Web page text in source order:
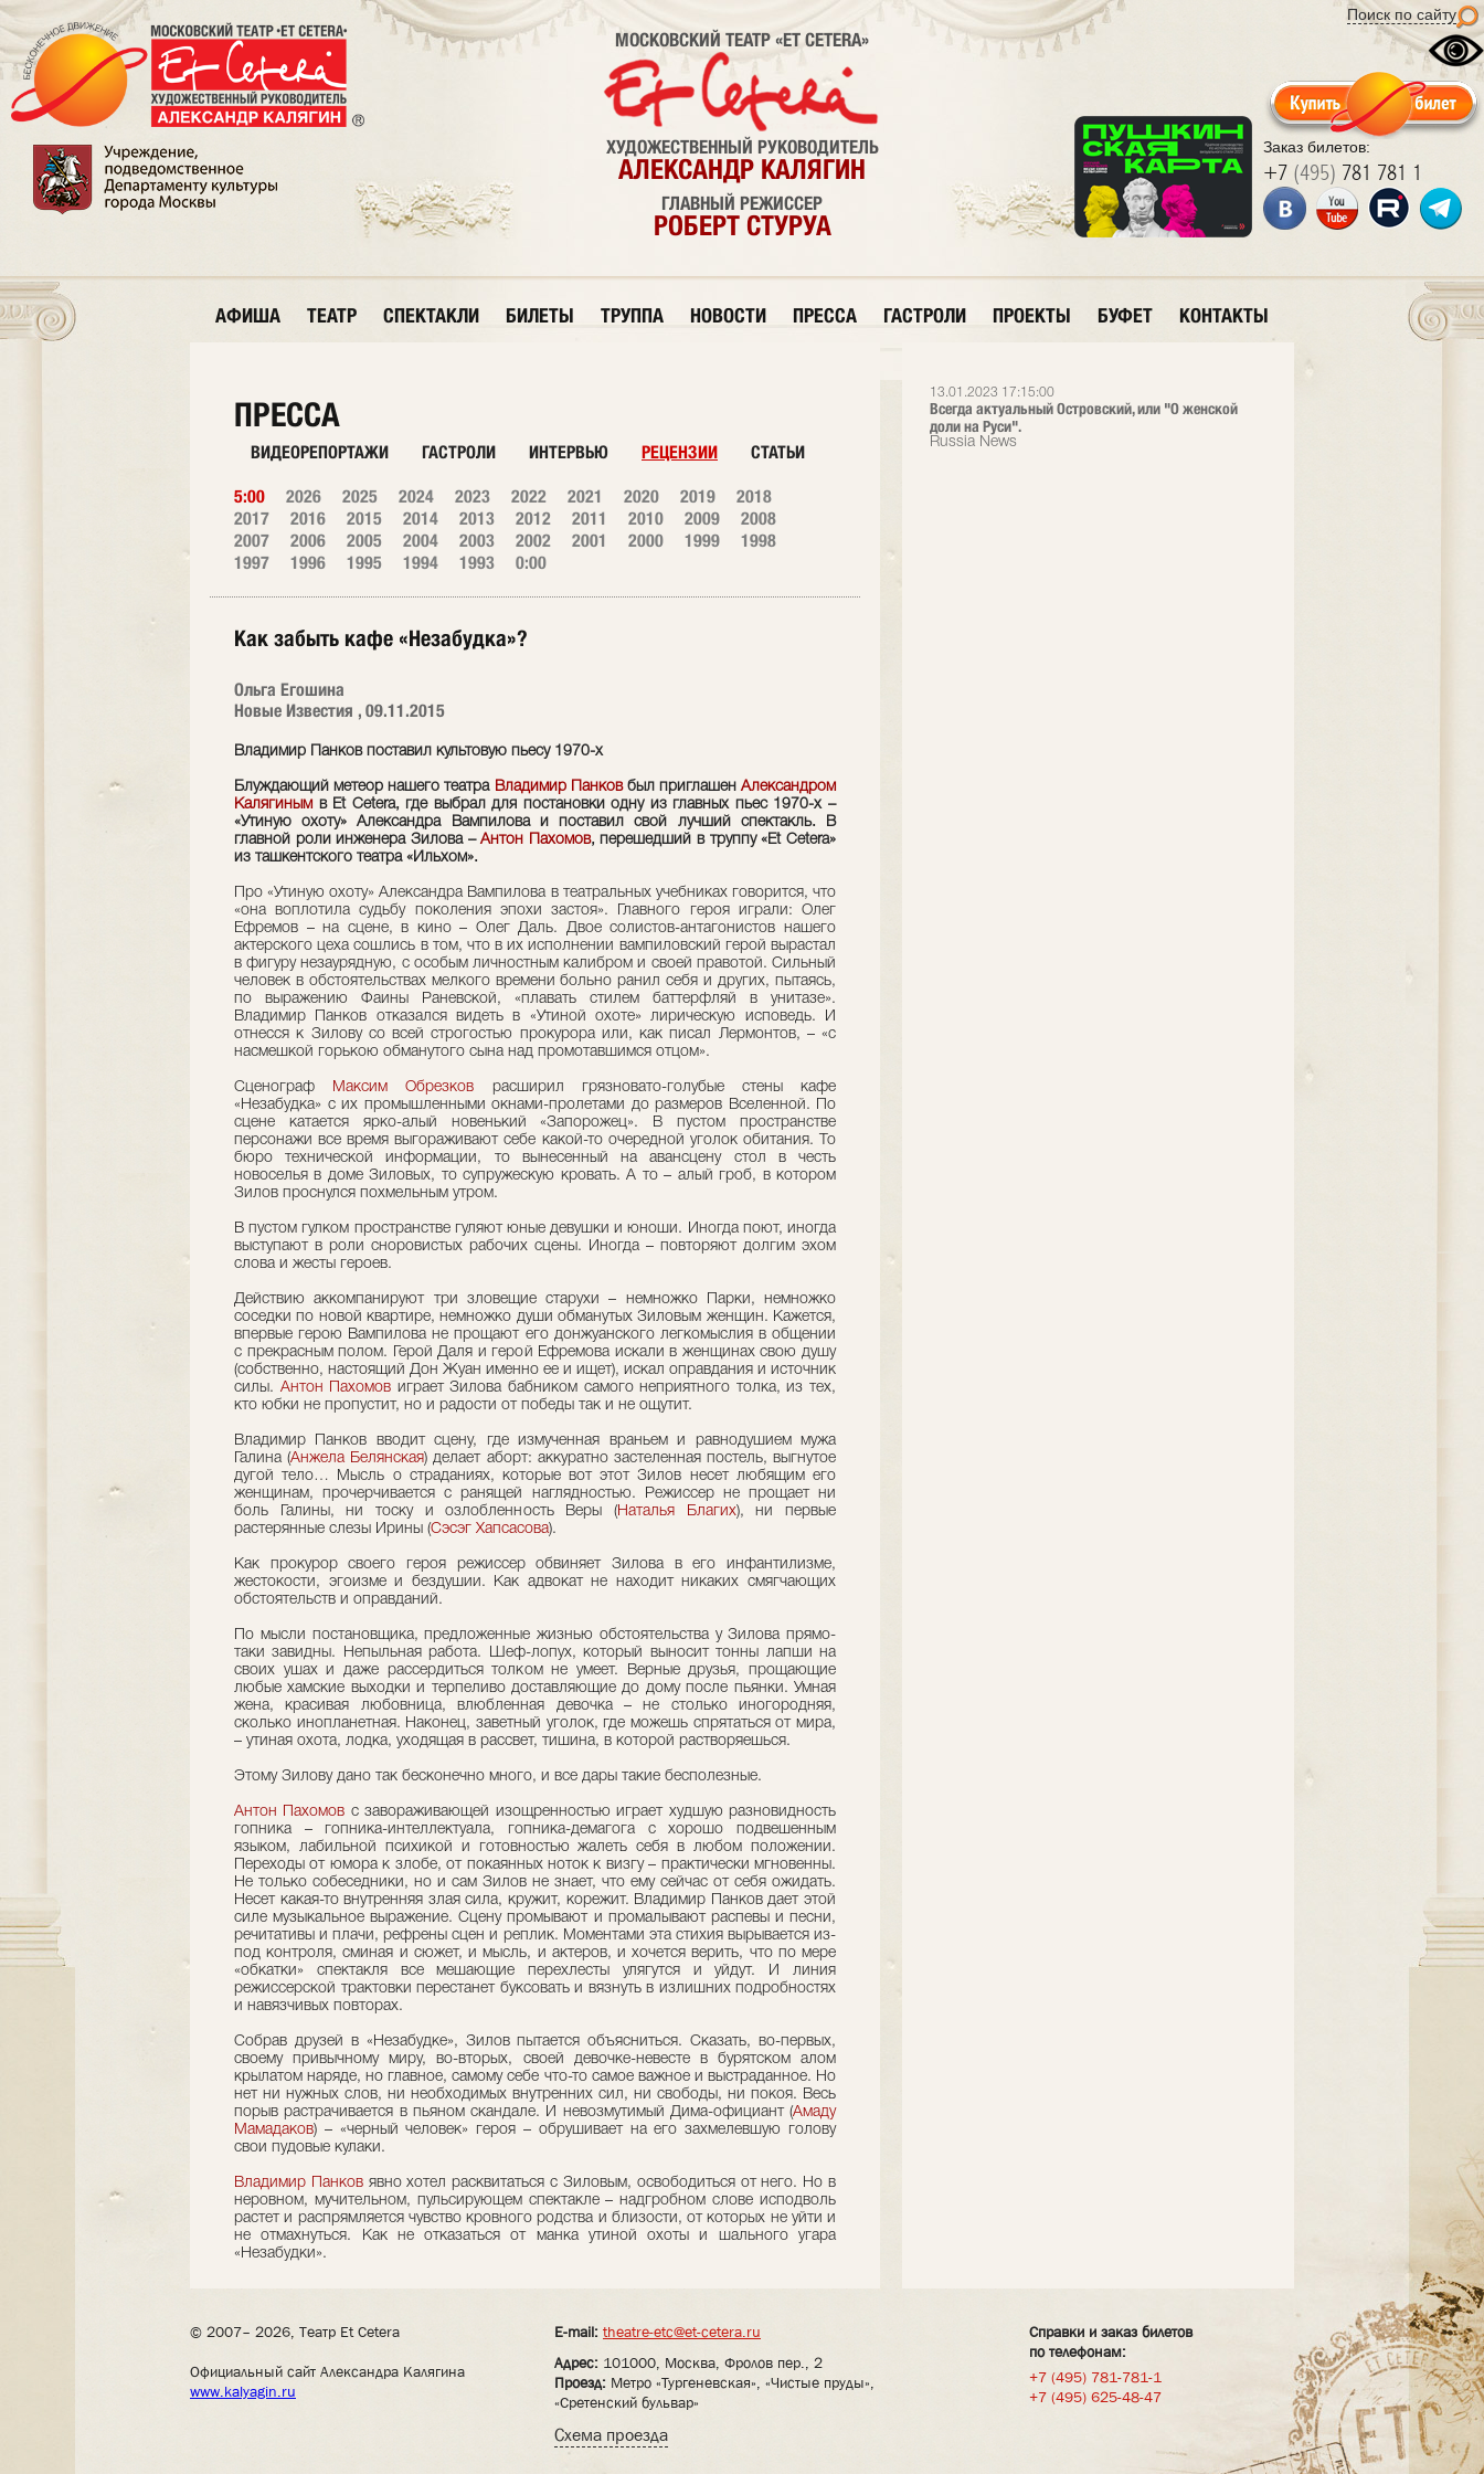
Поиск по сайту
Заказ билетов:
+7 (495) 781 781 1
МОСКОВСКИЙ ТЕАТР «ET CETERA»
ХУДОЖЕСТВЕННЫЙ РУКОВОДИТЕЛЬ
АЛЕКСАНДР КАЛЯГИН
ГЛАВНЫЙ РЕЖИССЕР
РОБЕРТ СТУРУА
АФИША ТЕАТР СПЕКТАКЛИ БИЛЕТЫ ТРУППА НОВОСТИ ПРЕССА ГАСТРОЛИ ПРОЕКТЫ БУФЕТ КОНТАКТЫ
13.01.2023 17:15:00
Всегда актуальный Островский, или "О женской
доли на Руси".
Russia News
ПРЕССА
ВИДЕОРЕПОРТАЖИ ГАСТРОЛИ ИНТЕРВЬЮ РЕЦЕНЗИИ СТАТЬИ
5:00 2026 2025 2024 2023 2022 2021 2020 2019
2018
2017
2016 2015 2014 2013 2012 2011 2010 2009
2008
2007
2006 2005 2004 2003 2002 2001 2000 1999
1998
1997
1996 1995 1994 1993 0:00
Как забыть кафе «Незабудка»?
Ольга Егошина
Новые Известия , 09.11.2015
Владимир Панков поставил культовую пьесу 1970-х
Блуждающий метеор нашего театра Владимир Панковбыл приглашен Александром
Калягиным в Et Сetera, где выбрал для постановки одну из главных пьес 1970-х –
«Утиную охоту» Александра Вампилова и поставил свой лучший спектакль. В
главной роли инженера Зилова –Антон Пахомов, перешедший в труппу «Et Сetera»
из ташкентского театра «Ильхом».
Про «Утиную охоту» Александра Вампилова в театральных учебниках говорится, что
«она воплотила судьбу поколения эпохи застоя». Главного героя играли: Олег
Ефремов – на сцене, в кино – Олег Даль. Двое солистов-антагонистов нашего
актерского цеха сошлись в том, что в их исполнении вампиловский герой вырастал
в фигуру незаурядную, с особым личностным калибром и своей правотой. Сильный
человек в обстоятельствах мелкого времени больно ранил себя и других, пытаясь,
по выражению Фаины Раневской, «плавать стилем баттерфляй в унитазе».
Владимир Панков отказался видеть в «Утиной охоте» лирическую исповедь. И
отнесся к Зилову со всей строгостью прокурора или, как писал Лермонтов, – «с
насмешкой горькою обманутого сына над промотавшимся отцом».
Сценограф Максим Обрезков расширил грязновато-голубые стены кафе
«Незабудка» с их промышленными окнами-пролетами до размеров Вселенной. По
сцене катается ярко-алый новенький «Запорожец». В пустом пространстве
персонажи все время выгораживают себе какой-то очередной уголок обитания. То
бюро технической информации, то вынесенный на авансцену стол в честь
новоселья в доме Зиловых, то супружескую кровать. А то – алый гроб, в котором
Зилов проснулся похмельным утром.
В пустом гулком пространстве гуляют юные девушки и юноши. Иногда поют, иногда
выступают в роли сноровистых рабочих сцены. Иногда – повторяют долгим эхом
слова и жесты героев.
Действию аккомпанируют три зловещие старухи – немножко Парки, немножко
соседки по новой квартире, немножко души обманутых Зиловым женщин. Кажется,
впервые герою Вампилова не прощают его донжуанского легкомыслия в общении
с прекрасным полом. Герой Даля и герой Ефремова искали в женщинах свою душу
(собственно, настоящий Дон Жуан именно ее и ищет), искал оправдания и источник
силы. Антон Пахомов играет Зилова бабником самого неприятного толка, из тех,
кто юбки не пропустит, но и радости от победы так и не ощутит.
Владимир Панков вводит сцену, где измученная враньем и равнодушием мужа
Галина (Анжела Белянская) делает аборт: аккуратно застеленная постель, выгнутое
дугой тело… Мысль о страданиях, которые вот этот Зилов несет любящим его
женщинам, прочерчивается с ранящей наглядностью. Режиссер не прощает ни
боль Галины, ни тоску и озлобленность Веры (Наталья Благих), ни первые
растерянные слезы Ирины (Сэсэг Хапсасова).
Как прокурор своего героя режиссер обвиняет Зилова в его инфантилизме,
жестокости, эгоизме и бездушии. Как адвокат не находит никаких смягчающих
обстоятельств и оправданий.
По мысли постановщика, предложенные жизнью обстоятельства у Зилова прямо-
таки завидны. Непыльная работа. Шеф-лопух, который выносит тонны лапши на
своих ушах и даже рассердиться толком не умеет. Верные друзья, прощающие
любые хамские выходки и терпеливо доставляющие до дому после пьянки. Умная
жена, красивая любовница, влюбленная девочка – не столько иногородняя,
сколько инопланетная. Наконец, заветный уголок, где можешь спрятаться от мира,
– утиная охота, лодка, уходящая в рассвет, тишина, в которой растворяешься.
Этому Зилову дано так бесконечно много, и все дары такие бесполезные.
Антон Пахомов с завораживающей изощренностью играет худшую разновидность
гопника – гопника-интеллектуала, гопника-демагога с хорошо подвешенным
языком, лабильной психикой и готовностью жалеть себя в любом положении.
Переходы от юмора к злобе, от покаянных ноток к визгу – практически мгновенны.
Не только собеседники, но и сам Зилов не знает, что ему сейчас от себя ожидать.
Несет какая-то внутренняя злая сила, кружит, корежит. Владимир Панков дает этой
силе музыкальное выражение. Сцену промывают и промалывают распевы и песни,
речитативы и плачи, рефрены сцен и реплик. Моментами эта стихия вырывается из-
под контроля, сминая и сюжет, и мысль, и актеров, и хочется верить, что по мере
«обкатки» спектакля все мешающие перехлесты улягутся и уйдут. И линия
режиссерской трактовки перестанет буксовать и вязнуть в излишних подробностях
и навязчивых повторах.
Собрав друзей в «Незабудке», Зилов пытается объясниться. Сказать, во-первых,
своему привычному миру, во-вторых, своей девочке-невесте в бурятском алом
крылатом наряде, но главное, самому себе что-то самое важное и выстраданное. Но
нет ни нужных слов, ни необходимых внутренних сил, ни свободы, ни покоя. Весь
порыв растрачивается в пьяном скандале. И невозмутимый Дима-официант (Амаду
Мамадаков) – «черный человек» героя – обрушивает на его захмелевшую голову
свои пудовые кулаки.
Владимир Панковявно хотел расквитаться с Зиловым, освободиться от него. Но в
неровном, мучительном, пульсирующем спектакле – надгробном слове исподволь
растет и распрямляется чувство кровного родства и близости, от которых не уйти и
не отмахнуться. Как не отказаться от манка утиной охоты и шального угара
«Незабудки».
© 2007– 2026, Театр Et Cetera
Официальный сайт Александра Калягина
www.kalyagin.ru
E-mail: theatre-etc@et-cetera.ru
Адрес: 101000, Москва, Фролов пер., 2
Проезд: Метро «Тургеневская», «Чистые пруды»,
«Сретенский бульвар»
Схема проезда
Справки и заказ билетов
по телефонам:
+7 (495) 781-781-1
+7 (495) 625-48-47